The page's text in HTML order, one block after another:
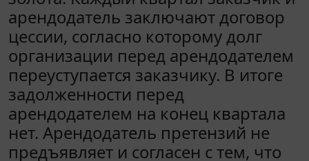
арендодатель заключают договор
цессии, согласно которому долг
организации перед арендодателем
переуступается заказчику. В итоге
задолженности перед
арендодателем на конец квартала
нет. Арендодатель претензий не
предъявляет и согласен с тем, что